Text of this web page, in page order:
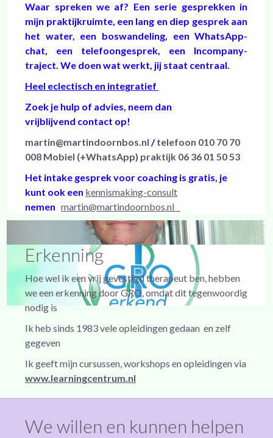
Waar spreken we af? Een serie gesprekken in
mijn praktijkruimte, een lang en diep gesprek aan
het water, een boswandeling, een WhatsApp-
chat, een telefoongesprek, een Incompany-
traject. We doen wat werkt, jij staat centraal.
Heel eclectisch en integratief
Zoek je hulp of advies, neem dan
vrijblijvend contact op!
martin@martindoornbos.nl /telefoon 010 70 70
008 Mobiel (+WhatsApp) praktijk 06 36 01 50 53
Het intake gesprek voor coaching is gratis, je
kunt ook een kennismaking-consult
nemen martin@martindoornbos.nl
Erkenning
Hoe wel ik een vrij gevestigd therapeut ben, hebben
we een erkenning door GRO, omdat dit tegenwoordig
nodig is
Ik heb sinds 1983 vele opleidingen gedaan en zelf
gegeven
Ik geeft mijn cursussen, workshops en opleidingen via
www.learningcentrum.nl
We willen en kunnen helpen